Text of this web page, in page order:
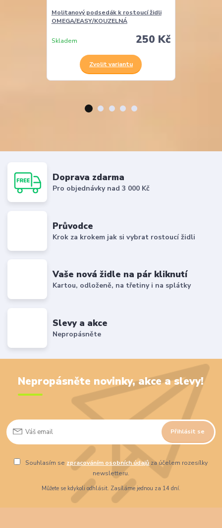
Molitanový podsedák k rostoucí židli
OMEGA/EASY/KOUZELNÁ
250 Kč
Skladem
Zvolit variantu
Doprava zdarma
Pro objednávky nad 3 000 Kč
Průvodce
Krok za krokem jak si vybrat rostoucí židli
Vaše nová židle na pár kliknutí
Kartou, odloženě, na třetiny i na splátky
Slevy a akce
Nepropásněte
Nepropásněte novinky, akce a slevy!
Přihlásit se
Souhlasím se zpracováním osobních údajů za účelem rozesílky
newsletteru.
Můžete se kdykoli odhlásit. Zasíláme jednou za 14 dní.